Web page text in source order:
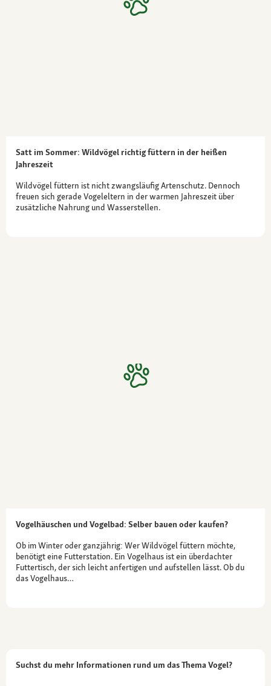
Satt im Sommer: Wildvögel richtig füttern in der heißen
Jahreszeit
Wildvögel füttern ist nicht zwangsläufig Artenschutz. Dennoch
freuen sich gerade Vogeleltern in der warmen Jahreszeit über
zusätzliche Nahrung und Wasserstellen.
Vogelhäuschen und Vogelbad: Selber bauen oder kaufen?
Ob im Winter oder ganzjährig: Wer Wildvögel füttern möchte,
benötigt eine Futterstation. Ein Vogelhaus ist ein überdachter
Futtertisch, der sich leicht anfertigen und aufstellen lässt. Ob du
das Vogelhaus…
Suchst du mehr Informationen rund um das Thema Vogel?